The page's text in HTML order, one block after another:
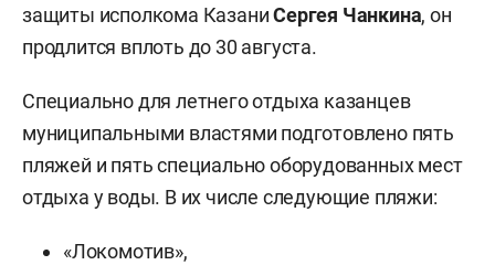
защиты исполкома КазаниСергея Чанкина, он
продлится вплоть до 30 августа.
Специально для летнего отдыха казанцев
муниципальными властями подготовлено пять
пляжей и пять специально оборудованных мест
отдыха у воды. В их числе следующие пляжи:
«Локомотив»,